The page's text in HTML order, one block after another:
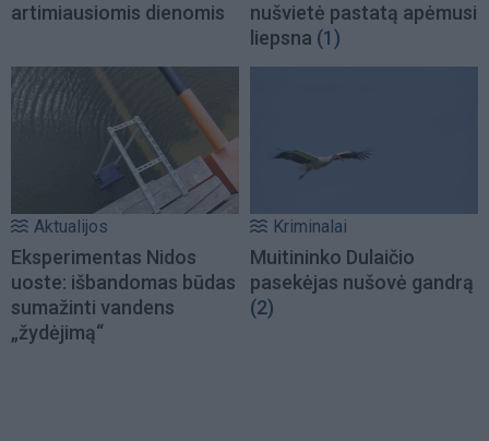
artimiausiomis dienomis
nušvietė pastatą apėmusi
liepsna (1)
Aktualijos
Eksperimentas Nidos
uoste: išbandomas būdas
sumažinti vandens
„žydėjimą“
Kriminalai
Muitininko Dulaičio
pasekėjas nušovė gandrą
(2)